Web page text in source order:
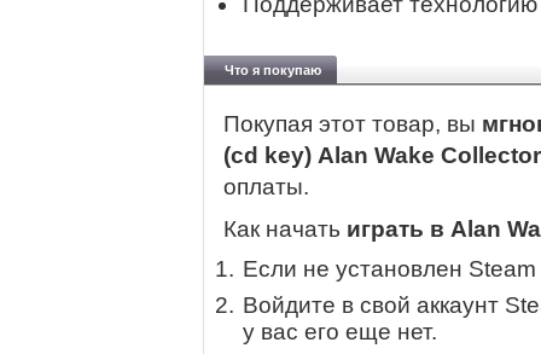
Что я покупаю
Покупая этот товар, вы
(cd key) Alan Wake
оплаты.
Как начать играть в Alan
Если не установлен
Войдите в свой аккаунт
у вас его еще нет.